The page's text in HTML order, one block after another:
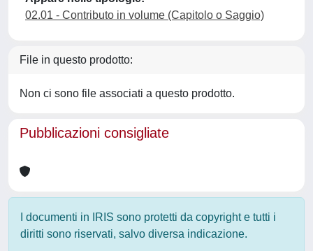
02.01 - Contributo in volume (Capitolo o Saggio)
File in questo prodotto:
Non ci sono file associati a questo prodotto.
Pubblicazioni consigliate
I documenti in IRIS sono protetti da copyright e tutti i
diritti sono riservati, salvo diversa indicazione.